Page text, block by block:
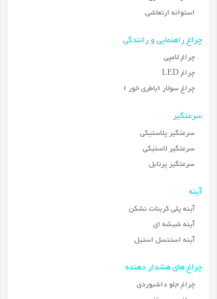
استوانه ارتعاشی
چراغ راهنمایی و رانندگی
چراغ لامپی
چراغ LED
چراغ سولار (باطری خور )
سرعتگیر
سرعتگیر پلاستیکی
سرعتگیر لاستیکی
سرعتگیر پرتابل
آینه
آینه پلی کربنات نشکن
آینه شیشه ای
آینه استنسل استیل
چراغ های هشدار دهنده
چراغ جلو داشبوردی